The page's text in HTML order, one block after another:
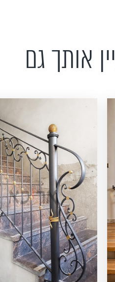
אותך גם